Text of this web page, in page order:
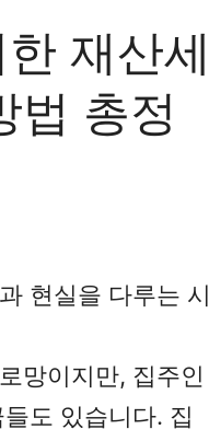
재산세
법 총정
현실을 다루는 시
망이지만, 집주인
도 있습니다. 집